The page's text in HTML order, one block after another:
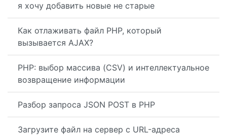
я хочу добавить новые не старые
Как отлаживать файл PHP, который
вызывается AJAX?
PHP: выбор массива (CSV) и интеллектуальное
возвращение информации
Разбор запроса JSON POST в PHP
Загрузите файл на сервер с URL-адреса